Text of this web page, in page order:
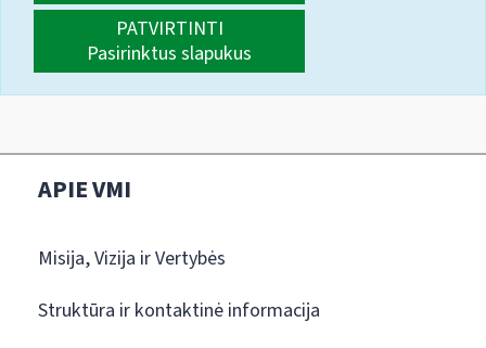
PATVIRTINTI
Pasirinktus slapukus
APIE VMI
Misija, Vizija ir Vertybės
Struktūra ir kontaktinė informacija